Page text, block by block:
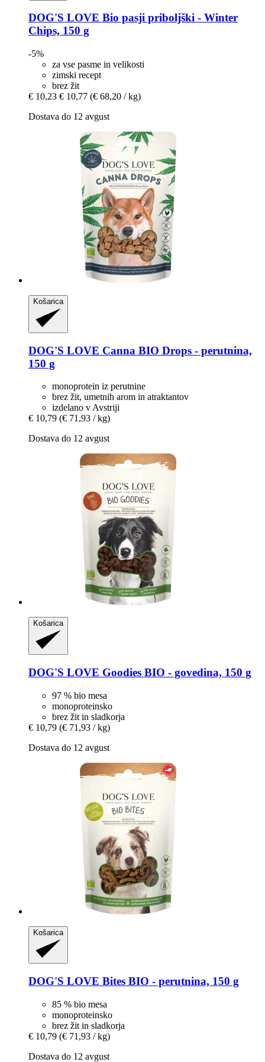
DOG'S LOVE Bio pasji priboljški -​ Winter
Chips, 150 g
-5%
za vse pasme in velikosti
zimski recept
brez žit
€ 10,23 € 10,77 (€ 68,20 / kg)
Dostava do 12 avgust
Košarica
DOG'S LOVE Canna BIO Drops -​ perutnina,
150 g
monoprotein iz perutnine
brez žit, umetnih arom in atraktantov
izdelano v Avstriji
€ 10,79 (€ 71,93 / kg)
Dostava do 12 avgust
Košarica
DOG'S LOVE Goodies BIO -​ govedina, 150 g
97 % bio mesa
monoproteinsko
brez žit in sladkorja
€ 10,79 (€ 71,93 / kg)
Dostava do 12 avgust
Košarica
DOG'S LOVE Bites BIO -​ perutnina, 150 g
85 % bio mesa
monoproteinsko
brez žit in sladkorja
€ 10,79 (€ 71,93 / kg)
Dostava do 12 avgust